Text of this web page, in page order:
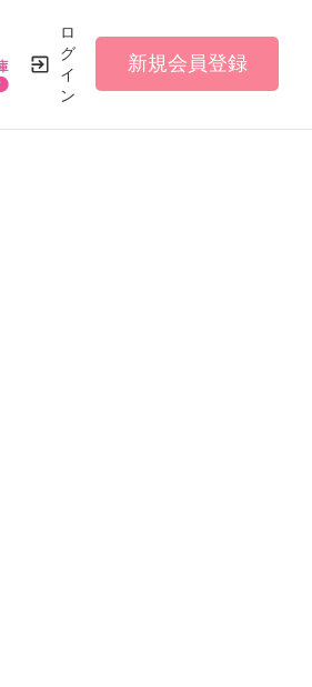
ロ
グ
イ
ン
新規会員登録